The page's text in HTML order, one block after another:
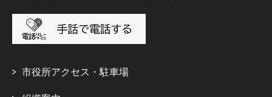
市役所アクセス・駐車場